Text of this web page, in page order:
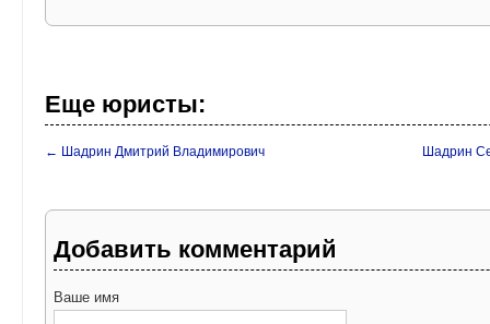
Еще юристы:
← Шадрин Дмитрий Владимирович Шадрин
Добавить комментарий
Ваше имя